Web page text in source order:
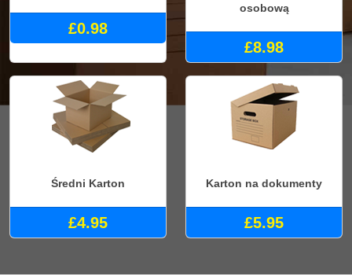
£0.98
osobową
£8.98
Średni Karton
£4.95
Karton na dokumenty
£5.95